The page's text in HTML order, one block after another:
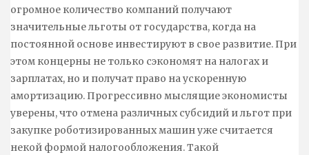
огромное количество компаний получают
значительные льготы от государства, когда на
постоянной основе инвестируют в свое развитие. При
этом концерны не только сэкономят на налогах и
зарплатах, но и получат право на ускоренную
амортизацию. Прогрессивно мыслящие экономисты
уверены, что отмена различных субсидий и льгот при
закупке роботизированных машин уже считается
некой формой налогообложения. Такой